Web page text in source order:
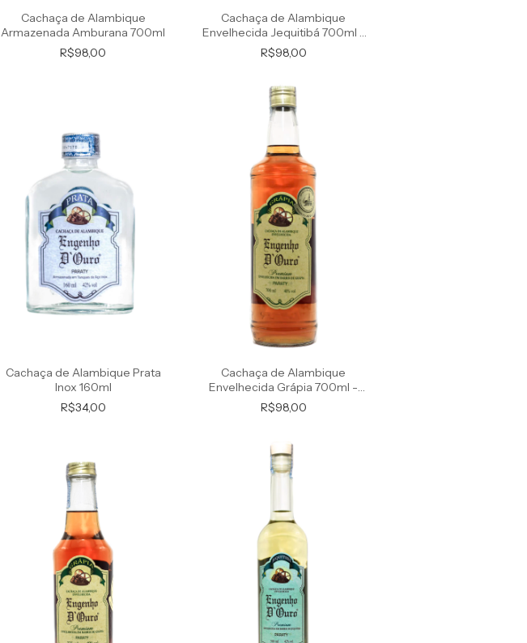
Cachaça de Alambique
Armazenada Amburana 700ml
R$98,00
Cachaça de Alambique
Envelhecida Jequitibá 700ml -
Premium
R$98,00
Cachaça de Alambique Prata
Inox 160ml
R$34,00
Cachaça de Alambique
Envelhecida Grápia 700ml -
Premium
R$98,00